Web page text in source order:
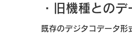
・旧機種との
既存のデジタコデータ形